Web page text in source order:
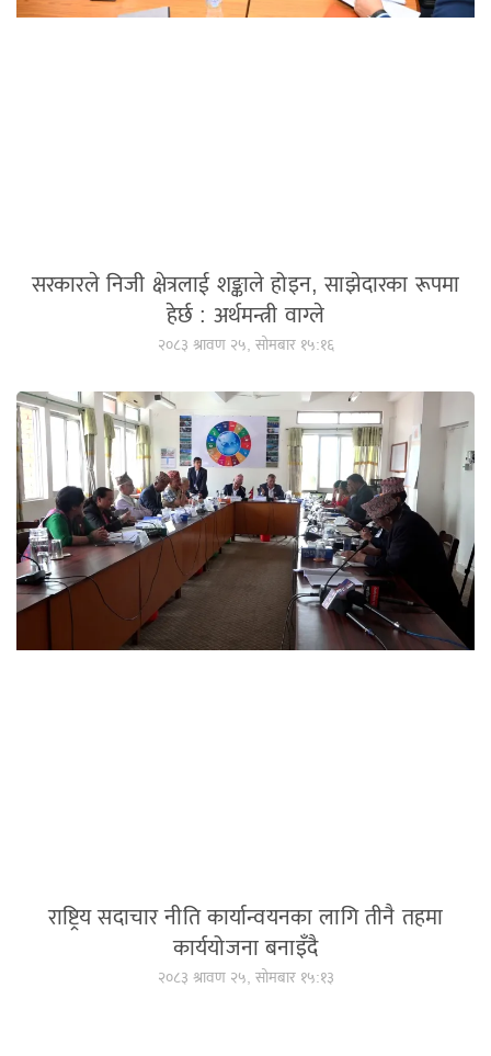
सरकारले निजी क्षेत्रलाई शङ्काले होइन, साझेदारका रूपमा
हेर्छ : अर्थमन्त्री वाग्ले
२०८३ श्रावण २५, सोमबार १५:१६
राष्ट्रिय सदाचार नीति कार्यान्वयनका लागि तीनै तहमा
कार्ययोजना बनाइँदै
२०८३ श्रावण २५, सोमबार १५:१३